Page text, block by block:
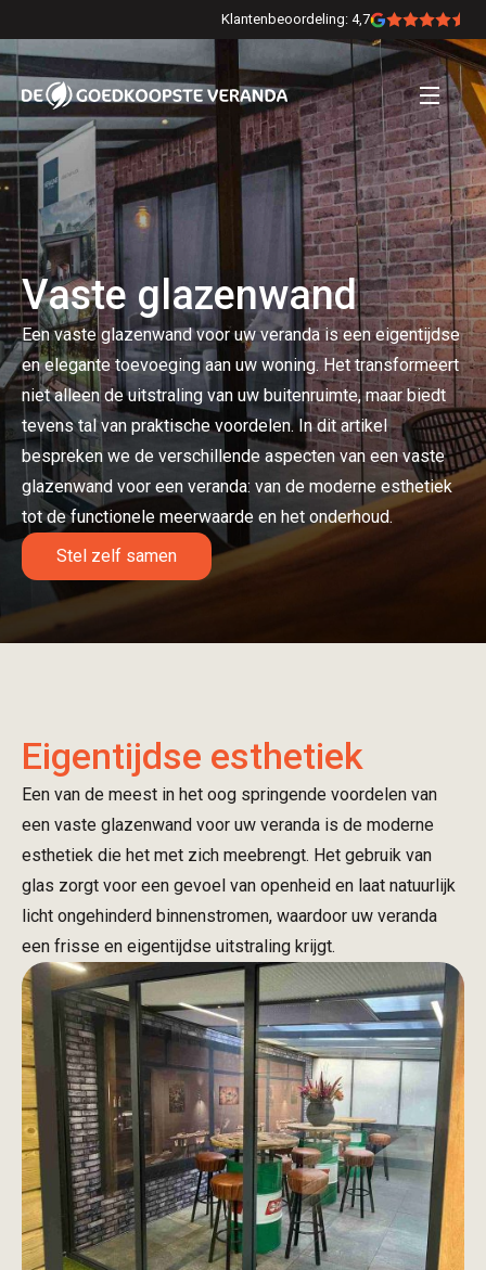
Klantenbeoordeling: 4,7
Vaste glazenwand
Een vaste glazenwand voor uw veranda is een eigentijdse
en elegante toevoeging aan uw woning. Het transformeert
niet alleen de uitstraling van uw buitenruimte, maar biedt
tevens tal van praktische voordelen. In dit artikel
bespreken we de verschillende aspecten van een vaste
glazenwand voor een veranda: van de moderne esthetiek
tot de functionele meerwaarde en het onderhoud.
Stel zelf samen
Eigentijdse esthetiek
Een van de meest in het oog springende voordelen van
een vaste glazenwand voor uw veranda is de moderne
esthetiek die het met zich meebrengt. Het gebruik van
glas zorgt voor een gevoel van openheid en laat natuurlijk
licht ongehinderd binnenstromen, waardoor uw veranda
een frisse en eigentijdse uitstraling krijgt.